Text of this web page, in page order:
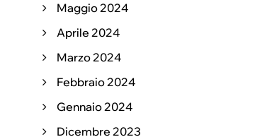
Maggio 2024
Aprile 2024
Marzo 2024
Febbraio 2024
Gennaio 2024
Dicembre 2023